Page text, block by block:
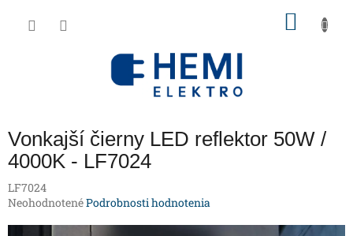
Vonkajší čierny LED reflektor 50W /
4000K - LF7024
LF7024
Priemerné
NeohodnotenéPodrobnosti hodnotenia